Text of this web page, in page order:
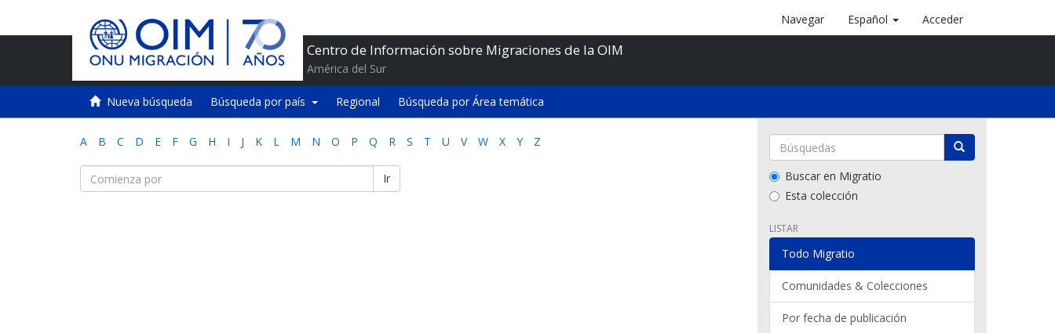
Centro de Información sobre Migraciones de la OIM
América del Sur
Navegar Español Acceder
Nueva búsqueda Búsqueda por país Regional Búsqueda por Área temática
A B C D E F G H I J K L M N O P Q R S T U V W X Y Z
Ir
Buscar en Migratio
Esta colección
LISTAR
Todo Migratio
Comunidades & Colecciones
Por fecha de publicación